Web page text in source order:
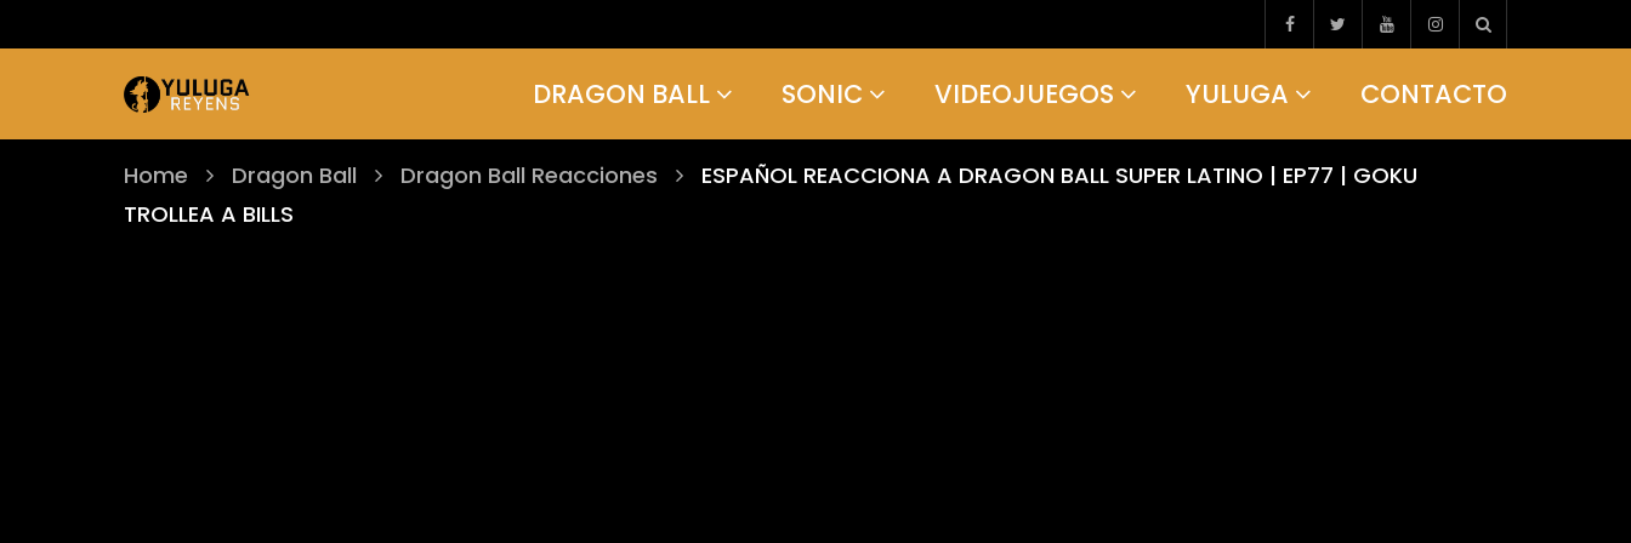
DRAGON BALL SONIC VIDEOJUEGOS YULUGA CONTACTO
Home Dragon Ball Dragon Ball Reacciones
ESPAÑOL REACCIONA A DRAGON BALL SUPER LATINO | EP77 | GOKU
TROLLEA A BILLS